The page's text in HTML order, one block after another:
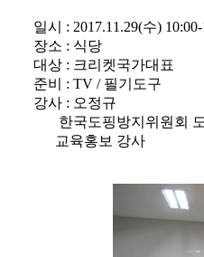
일시 : 2017.11.29(수)
장소 : 식당
대상 : 크리켓국가대표
준비 : TV / 필기도구
강사 : 오정규
한국도핑방지위원회 도
교육홍보 강사